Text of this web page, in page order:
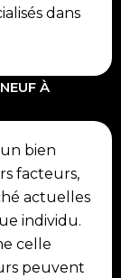
dans
À
bien
facteurs,
actuelles
individu.
celle
peuvent